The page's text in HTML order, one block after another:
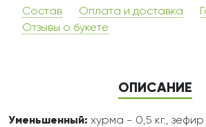
Состав Оплата и доставка
Отзывы о букете
ОПИСАНИЕ
Уменьшенный: хурма - 0,5 кг.,